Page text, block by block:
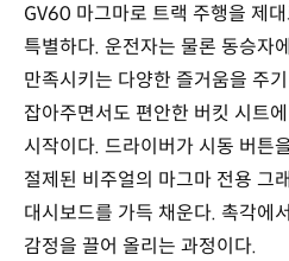
GV60 마그마로 트랙 주행을 제
특별하다. 운전자는 물론 동승자
만족시키는 다양한 즐거움을 주
잡아주면서도 편안한 버킷 시트
시작이다. 드라이버가 시동 버튼
절제된 비주얼의 마그마 전용 그
대시보드를 가득 채운다. 촉각에
감정을 끌어 올리는 과정이다.